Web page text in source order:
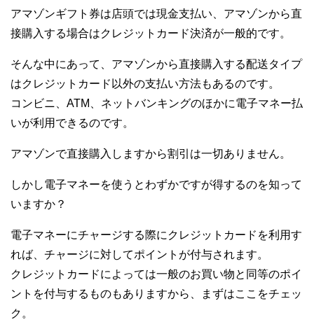
アマゾンギフト券は店頭では現金支払い、アマゾンから直
接購入する場合はクレジットカード決済が一般的です。
そんな中にあって、アマゾンから直接購入する配送タイプ
はクレジットカード以外の支払い方法もあるのです。
コンビニ、ATM、ネットバンキングのほかに電子マネー払
いが利用できるのです。
アマゾンで直接購入しますから割引は一切ありません。
しかし電子マネーを使うとわずかですが得するのを知って
いますか？
電子マネーにチャージする際にクレジットカードを利用す
れば、チャージに対してポイントが付与されます。
クレジットカードによっては一般のお買い物と同等のポイ
ントを付与するものもありますから、まずはここをチェッ
ク。